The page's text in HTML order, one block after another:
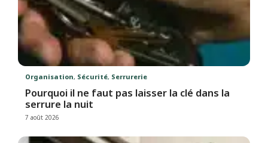
Organisation, Sécurité, Serrurerie
Pourquoi il ne faut pas laisser la clé dans la
serrure la nuit
7 août 2026